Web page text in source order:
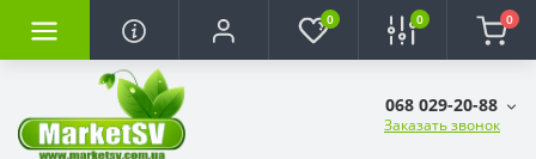
0 0 0
068 029-20-88
Заказать звонок